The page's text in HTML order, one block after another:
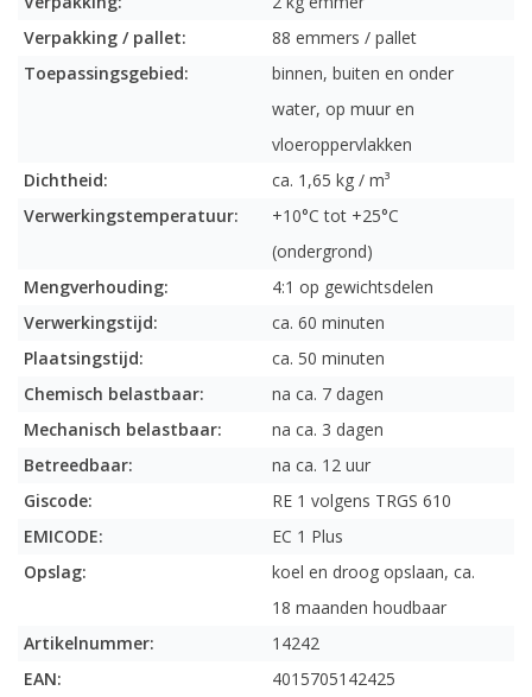
Verpakking / pallet:
88 emmers / pallet
Toepassingsgebied:
binnen, buiten en onder
water, op muur en
vloeroppervlakken
Dichtheid:
ca. 1,65 kg / m³
Verwerkingstemperatuur:
+10°C tot +25°C
(ondergrond)
Mengverhouding:
4:1 op gewichtsdelen
Verwerkingstijd:
ca. 60 minuten
Plaatsingstijd:
ca. 50 minuten
Chemisch belastbaar:
na ca. 7 dagen
Mechanisch belastbaar:
na ca. 3 dagen
Betreedbaar:
na ca. 12 uur
Giscode:
RE 1 volgens TRGS 610
EMICODE:
EC 1 Plus
Opslag:
koel en droog opslaan, ca.
18 maanden houdbaar
Artikelnummer:
14242
EAN:
4015705142425